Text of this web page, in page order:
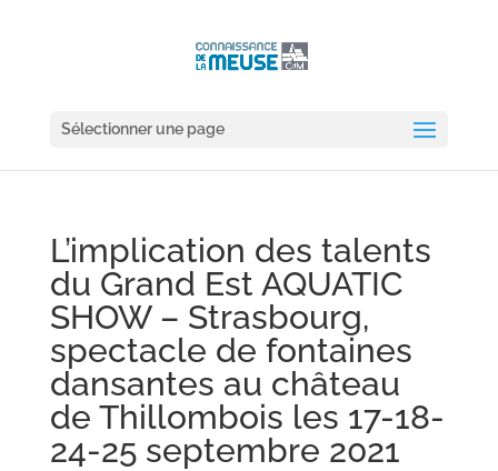
Sélectionner une page
L’implication des talents
du Grand Est AQUATIC
SHOW – Strasbourg,
spectacle de fontaines
dansantes au château
de Thillombois les 17-18-
24-25 septembre 2021